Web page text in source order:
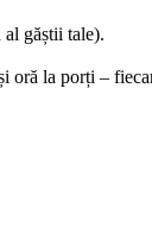
găștii tale).
la porți –